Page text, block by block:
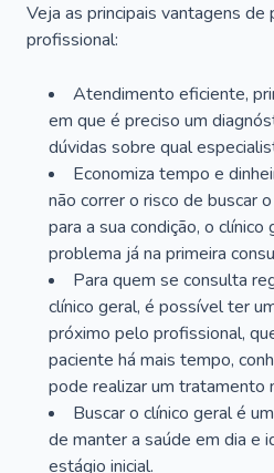
Veja as principais vantagens de
profissional:
Atendimento eficiente,
em que é preciso um
dúvidas sobre qual
Economiza tempo e
não correr o risco de buscar
para a sua condição, o
problema já na primeira
Para quem se consulta
clínico geral, é possível ter
próximo pelo profissional,
paciente há mais tempo,
pode realizar um tratamento
Buscar o clínico geral é
de manter a saúde em dia e
estágio inicial.